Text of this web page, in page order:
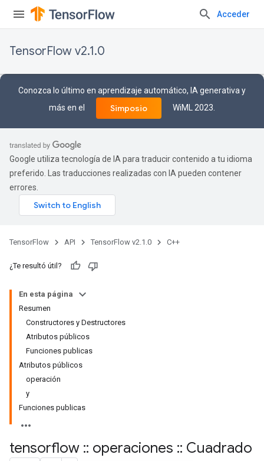
Acceder
TensorFlow v2.1.0
Conozca lo último en aprendizaje automático, IA generativa y
más en el
Simposio WiML 2023.
Google utiliza tecnología de IA para traducir contenido a tu idioma
preferido. Las traducciones realizadas con IA pueden contener
errores.
TensorFlow API TensorFlow v2.1.0 C++
¿Te resultó útil?
En esta página
Resumen
Constructores y Destructores
Atributos públicos
Funciones publicas
Atributos públicos
operación
y
Funciones publicas
tensorflow :: operaciones :: Cuadrado